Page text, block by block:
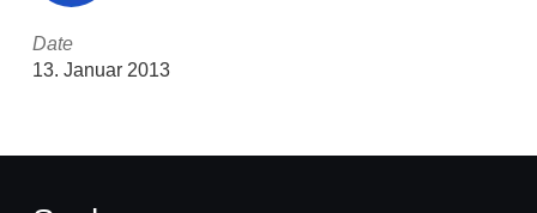
Date
13. Januar 2013